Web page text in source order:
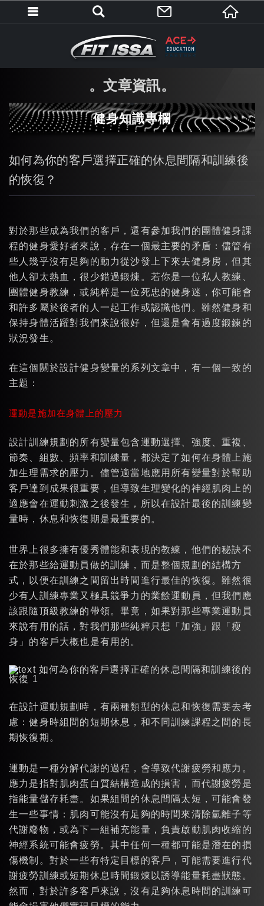
文章資訊
健身知識專欄
如何為你的客戶選擇正確的休息間隔和訓練後
的恢復？
對於那些成為我們的客戶，還有參加我們的團體健身課
程的健身愛好者來說，存在一個最主要的矛盾：儘管有
些人幾乎沒有足夠的動力從沙發上下來去健身房，但其
他人卻太熱血，很少錯過鍛煉。若你是一位私人教練、
團體健身教練，或純粹是一位死忠的健身迷，你可能會
和許多屬於後者的人一起工作或認識他們。雖然健身和
保持身體活躍對我們來說很好，但還是會有過度鍛鍊的
狀況發生。
在這個關於設計健身變量的系列文章中，有一個一致的
主題：
運動是施加在身體上的壓力
設計訓練規劃的所有變量包含運動選擇、強度、重複、
節奏、組數、頻率和訓練量，都決定了如何在身體上施
加生理需求的壓力。儘管適當地應用所有變量對於幫助
客戶達到成果很重要，但導致生理變化的神經肌肉上的
適應會在運動刺激之後發生，所以在設計最後的訓練變
量時，休息和恢復期是最重要的。
世界上很多擁有優秀體能和表現的教練，他們的秘訣不
在於那些給運動員做的訓練，而是整個規劃的結構方
式，以便在訓練之間留出時間進行最佳的恢復。雖然很
少有人訓練專業又極具競爭力的業餘運動員，但我們應
該跟隨頂級教練的帶領。畢竟，如果對那些專業運動員
來說有用的話，對我們那些純粹只想「加強」跟「瘦
身」的客戶大概也是有用的。
在設計運動規劃時，有兩種類型的休息和恢復需要去考
慮：健身時組間的短期休息，和不同訓練課程之間的長
期恢復期。
運動是一種分解代謝的過程，會導致代謝疲勞和應力。
應力是指對肌肉蛋白質結構造成的損害，而代謝疲勞是
指能量儲存耗盡。如果組間的休息間隔太短，可能會發
生一些事情：肌肉可能沒有足夠的時間來清除氫離子等
代謝廢物，或為下一組補充能量，負責啟動肌肉收縮的
神經系統可能會疲勞。其中任何一種都可能是潛在的損
傷機制。對於一些有特定目標的客戶，可能需要進行代
謝疲勞訓練或短期休息時間鍛煉以誘導能量耗盡狀態。
然而，對於許多客戶來說，沒有足夠休息時間的訓練可